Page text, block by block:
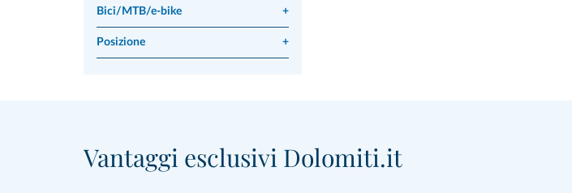
Bici/MTB/e-bike +
Posizione +
Vantaggi esclusivi Dolomiti.it